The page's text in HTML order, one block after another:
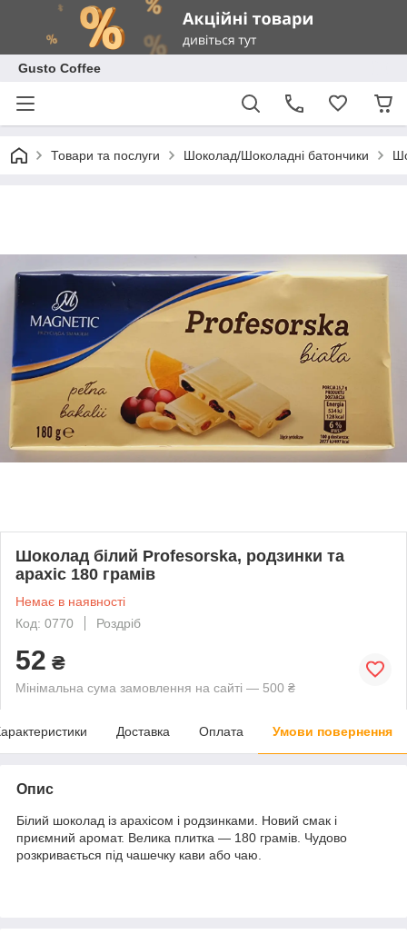
Gusto Coffee
Товари та послуги Шоколад/Шоколадні батончики
Шоколад білий Profesorska, родзинки та
арахіс 180 грамів
Немає в наявності
Код: 0770
Роздріб
52 ₴
Мінімальна сума замовлення на сайті — 500 ₴
Доставка Оплата Умови повернення
Опис
Білий шоколад із арахісом і родзинками. Новий смак і
приємний аромат. Велика плитка — 180 грамів. Чудово
розкривається під чашечку кави або чаю.